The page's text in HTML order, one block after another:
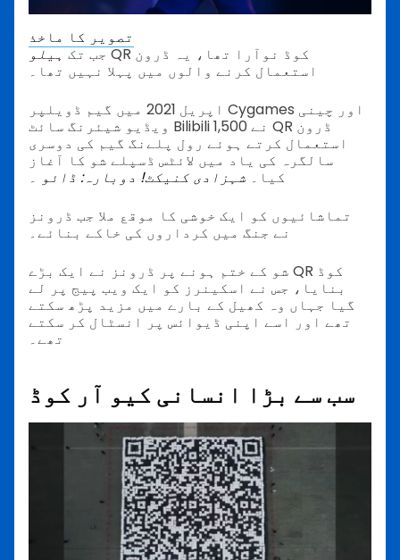
تصویر کا ماخذ
جب تکہیلوQR کوڈ نوآرا تھا، یہ ڈرون
استعمال کرنے والوں میں پہلا نہیں تھا۔
اپریل 2021 میں گیم ڈویلپر Cygames اور چینی
ویڈیو شیئرنگ سائٹ Bilibili نے 1,500 QR ڈرون
استعمال کرتے ہوئے رول پلےنگ گیم کی دوسری
سالگرہ کی یاد میں لائٹس ڈسپلے شو کا آغاز
کیا۔ شہزادی کنیکٹ! دوبارہ: ڈائو ۔
تماشائیوں کو ایک خوشی کا موقع ملا جب ڈرونز
نے جنگ میں کرداروں کی خاکے بنائے۔
شو کے ختم ہونے پر ڈرونز نے ایک بڑے QR کوڈ
بنایا، جس نے اسکینرز کو ایک ویب پیج پر لے
گیا جہاں وہ کھیل کے بارے میں مزید پڑھ سکتے
تھے اور اسے اپنی ڈیوائس پر انسٹال کر سکتے
تھے۔
سب سے بڑا انسانی کیو آر کوڈ